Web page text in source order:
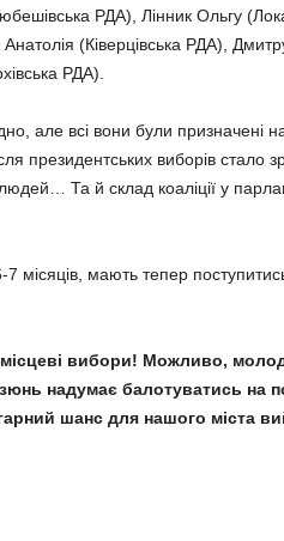
РДА), Лінник Ольгу
(Ківерцівська РДА),
РДА).
але всі вони були призначені
президентських виборів стало
Та й склад коаліції у
місяців, мають тепер
вибори! Можливо,
надумає балотуватись на
шанс для нашого міста